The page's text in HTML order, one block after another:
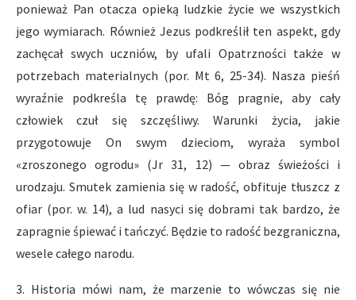
ponieważ Pan otacza opieką ludzkie życie we wszystkich
jego wymiarach. Również Jezus podkreślił ten aspekt, gdy
zachęcał swych uczniów, by ufali Opatrzności także w
potrzebach materialnych (por. Mt 6, 25-34). Nasza pieśń
wyraźnie podkreśla tę prawdę: Bóg pragnie, aby cały
człowiek czuł się szczęśliwy. Warunki życia, jakie
przygotowuje On swym dzieciom, wyraża symbol
«zroszonego ogrodu» (Jr 31, 12) — obraz świeżości i
urodzaju. Smutek zamienia się w radość, obfituje tłuszcz z
ofiar (por. w. 14), a lud nasyci się dobrami tak bardzo, że
zapragnie śpiewać i tańczyć. Będzie to radość bezgraniczna,
wesele całego narodu.
3. Historia mówi nam, że marzenie to wówczas się nie